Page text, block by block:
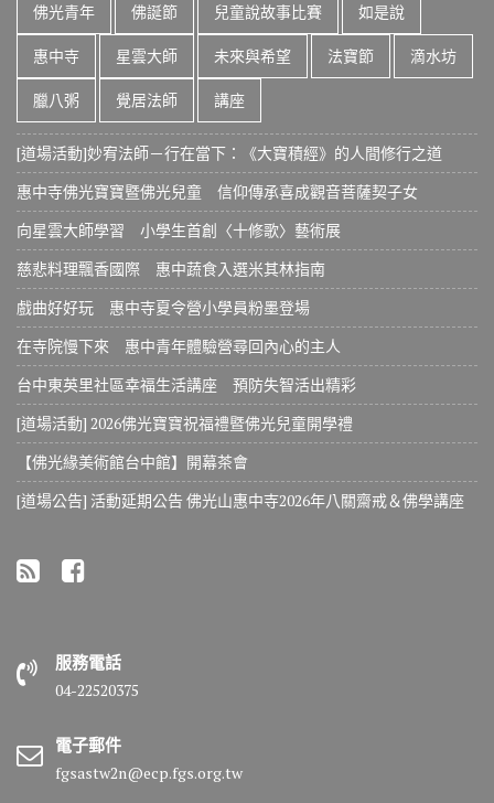
佛光青年 佛誕節 兒童說故事比賽 如是說
惠中寺 星雲大師 未來與希望 法寶節 滴水坊
臘八粥 覺居法師 講座
[道場活動]妙宥法師－行在當下：《大寶積經》的人間修行之道
惠中寺佛光寶寶暨佛光兒童 信仰傳承喜成觀音菩薩契子女
向星雲大師學習 小學生首創〈十修歌〉藝術展
慈悲料理飄香國際 惠中蔬食入選米其林指南
戲曲好好玩 惠中寺夏令營小學員粉墨登場
在寺院慢下來 惠中青年體驗營尋回內心的主人
台中東英里社區幸福生活講座 預防失智活出精彩
[道場活動] 2026佛光寶寶祝福禮暨佛光兒童開學禮
【佛光緣美術館台中館】開幕茶會
[道場公告] 活動延期公告 佛光山惠中寺2026年八關齋戒＆佛學講座
服務電話
04-22520375
電子郵件
fgsastw2n@ecp.fgs.org.tw